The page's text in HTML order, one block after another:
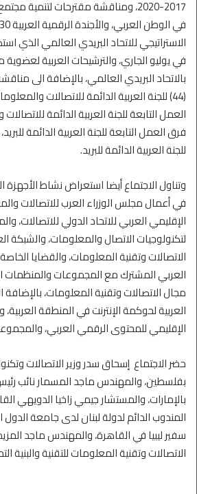
2017-2020، ومناقشة مقترحات لتنمية
الاستراتيجي للاتحاد البريدي العالمي الذي
في يوليو الجاري، والترشيحات العربية لعضوية
بالاتحاد البريدي العالمي، بالإضافة الى
(44) للجنة العربية الدائمة للاتصالات
العمل التابعة للجنة العربية الدائمة
للجنة العربية الدائمة للبريد.
وتناول الاجتماع أيضا استعراض نشاط
في أعمال مجلس الوزراء العرب للاتصالات
الإقليمي العربي للاتحاد الدولي للاتصالات،
لتكنولوجيات الاتصال والمعلومات، والشبكة
الاتصالات وتقنية المعلومات، والقضايا
العربي المشترك مع المجموعات والمنظمات
مجال الاتصالات وتقنية المعلومات،
العربية لحوكمة الإنترنت في المنطقة
الإقليمي للمحتوى الرقمي العربي،
حضر الاجتماع إسحاق سدر وزير الاتصالات
بفلسطين، والمهندس ماجد المسمار نائب
بالإمارات، والمستشار جيمي زاخيا الدويهي
المندوب الدائم لدولة لبنان لدى جامعة الدول
سفير ليبيا في القاهرة، والمهندس ماجد
الاتصالات وتقنية المعلومات للتقنية والبنية